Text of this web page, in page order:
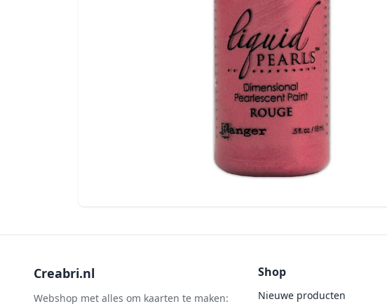
Creabri.nl
Webshop met alles om kaarten te maken:
Shop
Nieuwe producten